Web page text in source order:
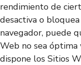
rendimiento de
desactiva o
navegador, puede
Web no sea
dispone los Sitios